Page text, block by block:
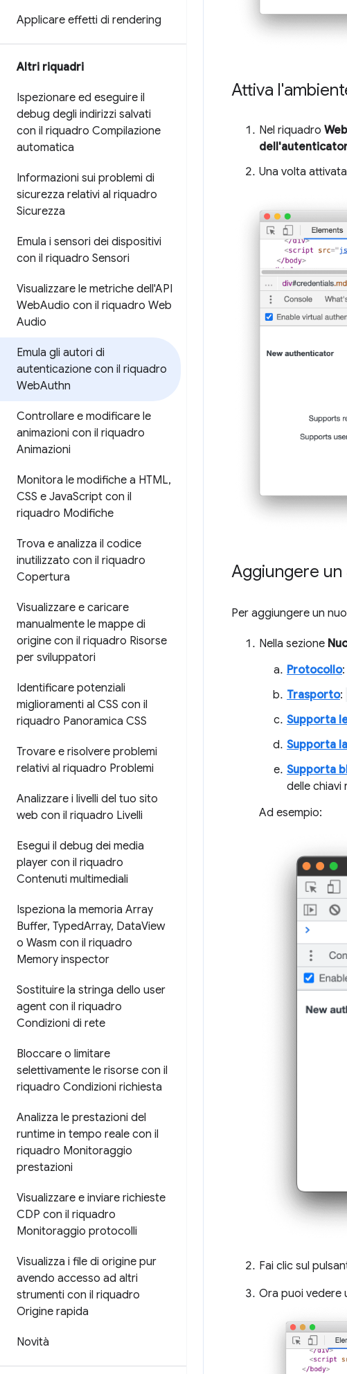
Applicare effetti di rendering
Altri riquadri
Ispezionare ed eseguire il
debug degli indirizzi salvati
con il riquadro Compilazione
automatica
Informazioni sui problemi di
sicurezza relativi al riquadro
Sicurezza
Emula i sensori dei dispositivi
con il riquadro Sensori
Visualizzare le metriche dell'API
WebAudio con il riquadro Web
Audio
Emula gli autori di
autenticazione con il riquadro
WebAuthn
Controllare e modificare le
animazioni con il riquadro
Animazioni
Monitora le modifiche a HTML,
CSS e JavaScript con il
riquadro Modifiche
Trova e analizza il codice
inutilizzato con il riquadro
Copertura
Visualizzare e caricare
manualmente le mappe di
origine con il riquadro Risorse
per sviluppatori
Identificare potenziali
miglioramenti al CSS con il
riquadro Panoramica CSS
Trovare e risolvere problemi
relativi al riquadro Problemi
Analizzare i livelli del tuo sito
web con il riquadro Livelli
Esegui il debug dei media
player con il riquadro
Contenuti multimediali
Ispeziona la memoria Array
Buffer, TypedArray, DataView
o Wasm con il riquadro
Memory inspector
Sostituire la stringa dello user
agent con il riquadro
Condizioni di rete
Bloccare o limitare
selettivamente le risorse con il
riquadro Condizioni richiesta
Analizza le prestazioni del
runtime in tempo reale con il
riquadro Monitoraggio
prestazioni
Visualizzare e inviare richieste
CDP con il riquadro
Monitoraggio protocolli
Visualizza i file di origine pur
avendo accesso ad altri
strumenti con il riquadro
Origine rapida
Novità
Attiva
Nel riquadro
Una volta
Aggiungere
Per aggiungere un
Nella sezione
Protocollo:
Trasporto:
Supporta
Supporta
Supporta
delle chiavi
Ad esempio:
Fai clic sul
Ora puoi vedere